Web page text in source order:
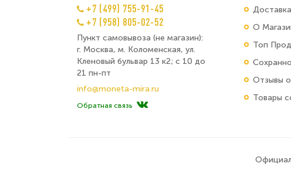
+7 (499) 755-91-45
+7 (958) 805-02-52
Пункт самовывоза (не магазин):
г. Москва, м. Коломенская, ул.
Кленовый бульвар 13 к2; с 10 до
21 пн-пт
info@moneta-mira.ru
Обратная связь
О
Топ
Отзывы
Товары